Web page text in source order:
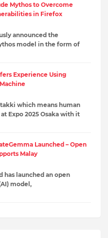
Mythos to Overcome
in Firefox
announced the
model in the form of
Experience Using
which means human
Expo 2025 Osaka with it
Launched – Open
Malay
has launched an open
model,